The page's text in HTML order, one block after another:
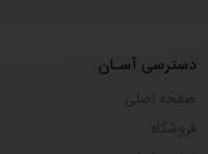
دسترسی آسـان